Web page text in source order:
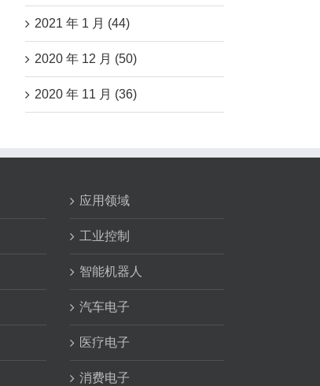
2021 年 1 月 (44)
2020 年 12 月 (50)
2020 年 11 月 (36)
应用领域
工业控制
智能机器人
汽车电子
医疗电子
消费电子